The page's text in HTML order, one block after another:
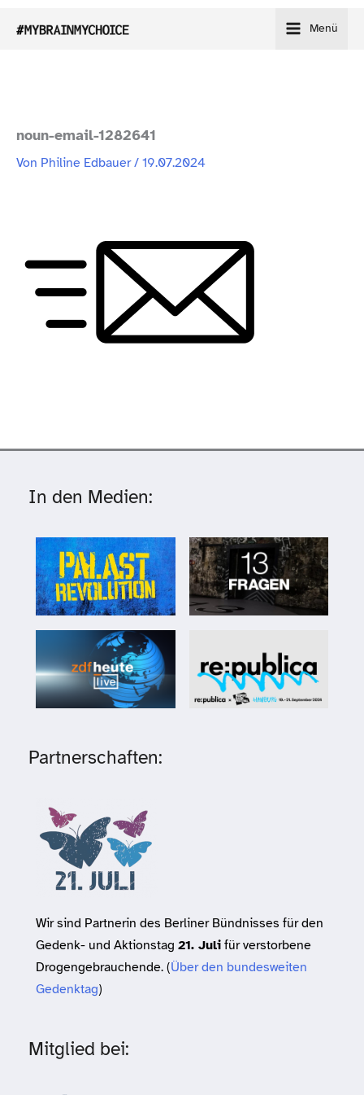
Inhalt
Menü
noun-​email-​1282641
Von Philine Edbauer/19.07.2024
In den Medien:
Partnerschaften:
Wir sind Partnerin des Berliner Bündnisses für den
Gedenk- und Aktionstag 21. Julifür verstorbene
Drogengebrauchende. (Über den bundesweiten
Gedenktag)
Mitglied bei: